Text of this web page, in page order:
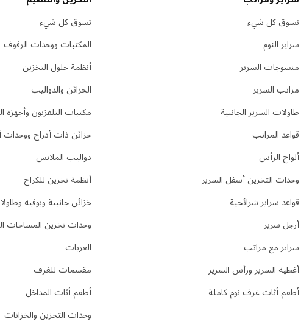
تسوق كل شيء
سراير النوم
منسوجات السرير
مراتب السرير
طاولات السرير الجانبية
قواعد المراتب
ألواح الرأس
وحدات التخزين أسفل السرير
قواعد سراير شرائحية
أرجل سرير
سراير مع مراتب
أغطية السرير ورأس السرير
أطقم أثاث غرف نوم كاملة
تسوق كل شيء
المكتبات ووحدات الرفوف
أنظمة حلول التخزين
الخزائن والدواليب
مكتبات التلفزيون وأجهزة
خزائن ذات أدراج ووحدات
دواليب الملابس
أنظمة تخزين للكراج
خزائن جانبية وبوفيه
وحدات تخزين المساحات
العربات
مقسمات للغرف
أطقم أثاث المداخل
وحدات التخزين والخزانات